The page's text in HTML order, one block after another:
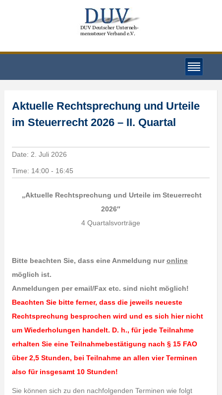
Aktuelle Rechtsprechung und Urteile
im Steuerrecht 2026 – II. Quartal
Date: 2. Juli 2026
Time: 14:00 - 16:45
„Aktuelle Rechtsprechung und Urteile im Steuerrecht
2026″
4 Quartalsvorträge
Bitte beachten Sie, dass eine Anmeldung nuronline
möglich ist.
Anmeldungen per email/Fax etc. sind nicht möglich!
Beachten Sie bitte ferner, dass die jeweils neueste
Rechtsprechung besprochen wird und es sich hier nicht
um Wiederholungen handelt. D. h., für jede Teilnahme
erhalten Sie eine Teilnahmebestätigung nach § 15 FAO
über 2,5 Stunden, bei Teilnahme an allen vier Terminen
also für insgesamt 10 Stunden!
Sie können sich zu den nachfolgenden Terminen wie folgt